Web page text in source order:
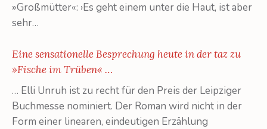
»Großmütter«: ›Es geht einem unter die Haut, ist aber
sehr…
Eine sensationelle Besprechung heute in der taz zu
»Fische im Trüben« …
… Elli Unruh ist zu recht für den Preis der Leipziger
Buchmesse nominiert. Der Roman wird nicht in der
Form einer linearen, eindeutigen Erzählung